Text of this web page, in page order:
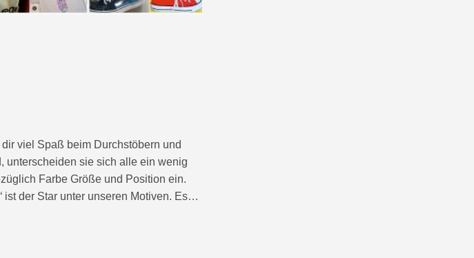
viel Spaß beim Durchstöbern und
unterscheiden sie sich alle ein wenig
Farbe Größe und Position ein.
ist der Star unter unseren Motiven. Es…